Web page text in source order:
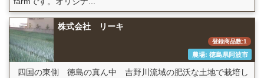
株式会社 リーキ
登録商品数:1
農場: 徳島県阿波市
四国の東側 徳島の真ん中 吉野川流域の肥沃な土地で栽培し